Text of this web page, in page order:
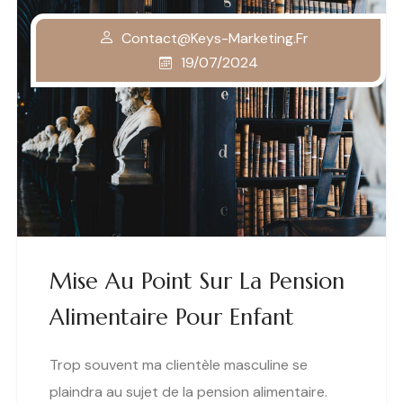
Mise Au Point Sur La Pension
Alimentaire Pour Enfant
Contact@keys-Marketing.fr
19/07/2024
Trop souvent ma clientèle masculine se
plaindra au sujet de la pension alimentaire.